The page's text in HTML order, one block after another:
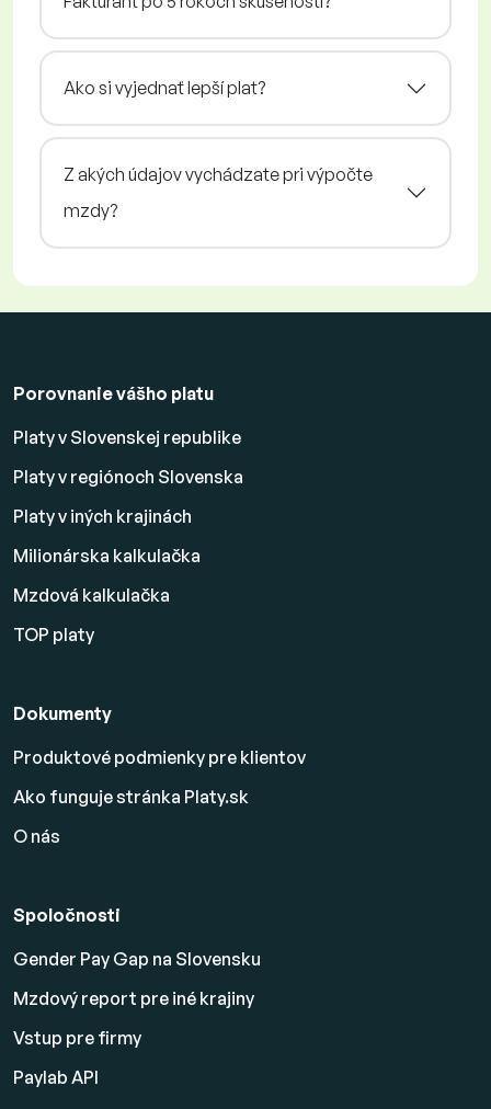
Ako si vyjednať lepší plat?
Z akých údajov vychádzate pri výpočte
mzdy?
Porovnanie vášho platu
Platy v Slovenskej republike
Platy v regiónoch Slovenska
Platy v iných krajinách
Milionárska kalkulačka
Mzdová kalkulačka
TOP platy
Dokumenty
Produktové podmienky pre klientov
Ako funguje stránka Platy.sk
O nás
Spoločnosti
Gender Pay Gap na Slovensku
Mzdový report pre iné krajiny
Vstup pre firmy
Paylab API